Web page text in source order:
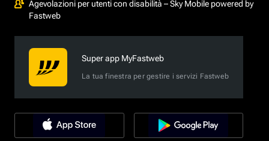
Agevolazioni per utenti con disabilità – Sky Mobile powered by
Fastweb
Super app MyFastweb
La tua finestra per gestire i servizi Fastweb